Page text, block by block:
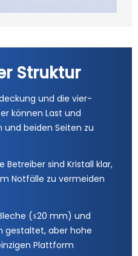
Struktur
und die vier-
können Last und
beiden Seiten zu
sind Kristall klar,
Notfälle zu vermeiden
(≤20 mm) und
gestaltet, aber hohe
Plattform